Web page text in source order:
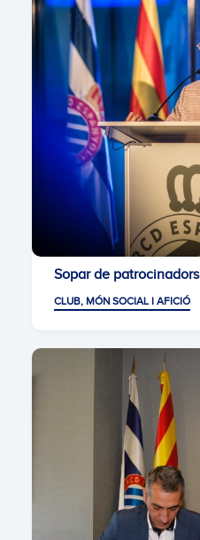
Sopar de patrocinadors
CLUB, MÓN SOCIAL I AFICIÓ